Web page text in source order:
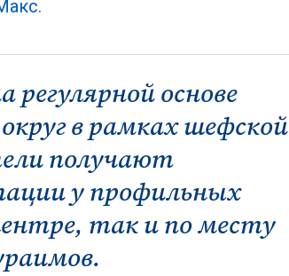
регулярной основе
в рамках шефской
получают
у профильных
так и по месту